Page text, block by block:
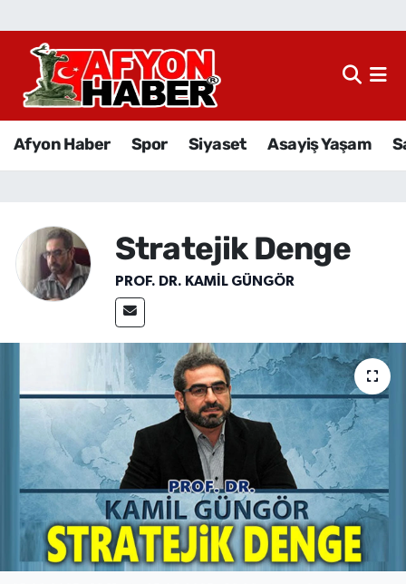
Afyon Haber Spor Siyaset Asayiş Yaşam
Stratejik Denge
PROF. DR. KAMIL GÜNGÖR
Afyon Haber
Sağlık
Eğitim
Sivil Toplum
Ekonomi
Magazin
Etkinlikler